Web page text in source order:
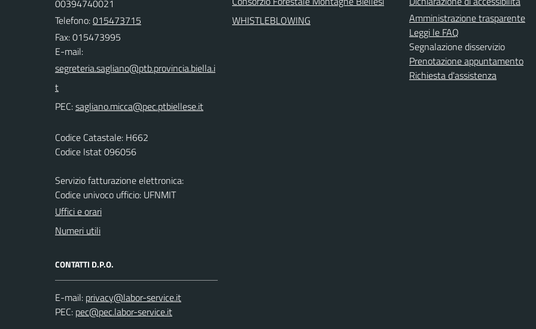
00394740021
Telefono:015473715
Fax: 015473995
E-mail:
PEC:
Codice Catastale: H662
Codice Istat 096056
Servizio fatturazione elettronica:
Codice univoco ufficio: UFNMIT
Uffici e orari
Numeri utili
CONTATTI D.P.O.
E-mail:
PEC:
WHISTLEBLOWING
Amministrazione trasparente
Leggi le FAQ
Segnalazione disservizio
Prenotazione appuntamento
Richiesta d'assistenza